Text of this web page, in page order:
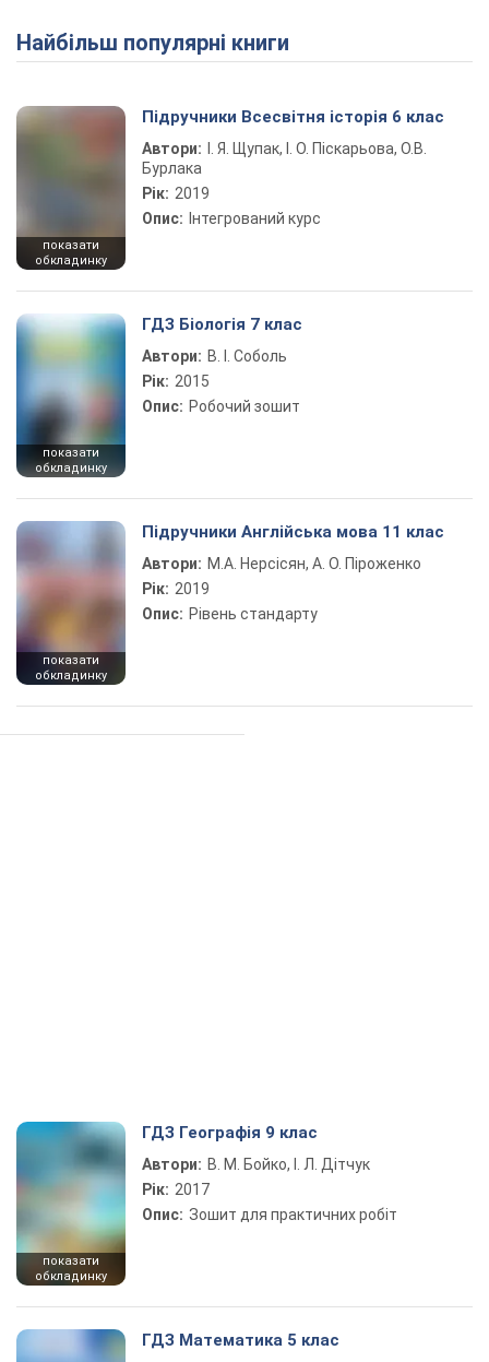
Найбільш популярні книги
показати
обкладинку
Підручники Всесвітня історія 6 клас
Автори:
І. Я. Щупак, І. О. Піскарьова, О.В.
Бурлака
Рік: 2019
Опис: Інтегрований курс
показати
обкладинку
ГДЗ Біологія 7 клас
Автори: В. І. Соболь
Рік: 2015
Опис: Робочий зошит
показати
обкладинку
Підручники Англійська мова 11 клас
Автори: М.А. Нерсісян, А. О. Піроженко
Рік: 2019
Опис: Рівень стандарту
показати
обкладинку
ГДЗ Географія 9 клас
Автори: В. М. Бойко, І. Л. Дітчук
Рік: 2017
Опис: Зошит для практичних робіт
ГДЗ Математика 5 клас